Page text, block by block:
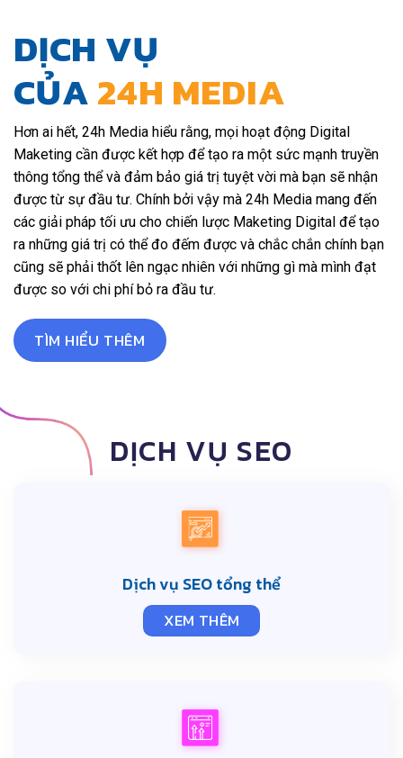
DỊCH VỤ
CỦA24H MEDIA
Hơn ai hết, 24h Media hiểu rằng, mọi hoạt động Digital
Maketing cần được kết hợp để tạo ra một sức mạnh truyền
thông tổng thể và đảm bảo giá trị tuyệt vời mà bạn sẽ nhận
được từ sự đầu tư. Chính bởi vậy mà 24h Media mang đến
các giải pháp tối ưu cho chiến lược Maketing Digital để tạo
ra những giá trị có thể đo đếm được và chắc chắn chính bạn
cũng sẽ phải thốt lên ngạc nhiên với những gì mà mình đạt
được so với chi phí bỏ ra đầu tư.
TÌM HIỂU THÊM
DỊCH VỤ SEO
Dịch vụ SEO tổng thể
XEM THÊM